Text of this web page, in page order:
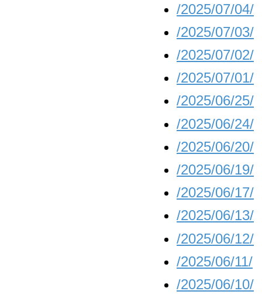
/2025/07/04/
/2025/07/03/
/2025/07/02/
/2025/07/01/
/2025/06/25/
/2025/06/24/
/2025/06/20/
/2025/06/19/
/2025/06/17/
/2025/06/13/
/2025/06/12/
/2025/06/11/
/2025/06/10/